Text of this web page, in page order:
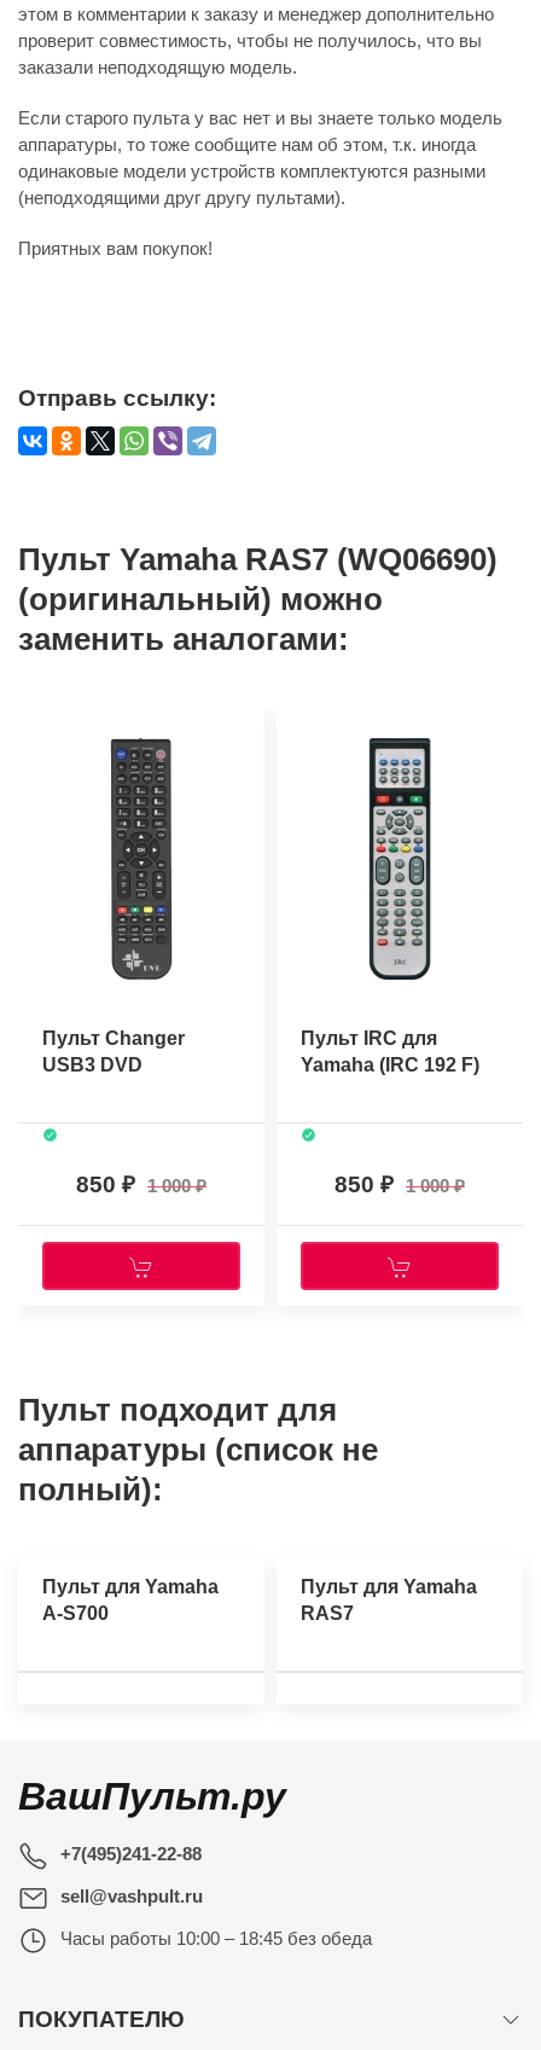
этом в комментарии к заказу и менеджер дополнительно
проверит совместимость, чтобы не получилось, что вы
заказали неподходящую модель.
Если старого пульта у вас нет и вы знаете только модель
аппаратуры, то тоже сообщите нам об этом, т.к. иногда
одинаковые модели устройств комплектуются разными
(неподходящими друг другу пультами).
Приятных вам покупок!
Отправь ссылку:
Пульт Yamaha RAS7 (WQ06690)
(оригинальный) можно
заменить аналогами:
Пульт Changer
USB3 DVD
850 1 000
Пульт IRC для
Yamaha (IRC 192 F)
850 1 000
Пульт подходит для
аппаратуры (список не
полный):
Пульт для Yamaha
A-S700
Пульт для Yamaha
RAS7
ВашПульт.ру
+7(495)241-22-88
sell@vashpult.ru
Часы работы 10:00 – 18:45 без обеда
ПОКУПАТЕЛЮ